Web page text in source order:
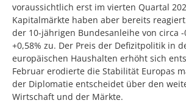
voraussichtlich erst im vierten Quartal
Kapitalmärkte haben aber bereits
der 10-jährigen Bundesanleihe von circa
+0,58% zu. Der Preis der Defizitpolitik in
europäischen Haushalten erhöht sich
Februar erodierte die Stabilität Europas
der Diplomatie entscheidet über den
Wirtschaft und der Märkte.